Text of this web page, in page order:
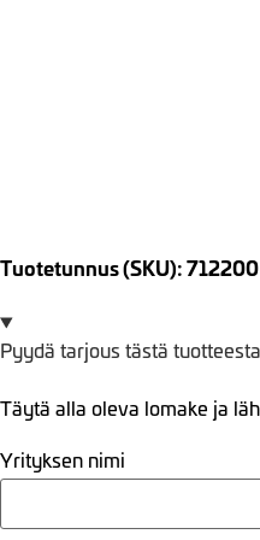
Tuotetunnus (SKU): 712200
Pyydä tarjous tästä tuotteesta
Täytä alla oleva lomake ja
Yrityksen nimi